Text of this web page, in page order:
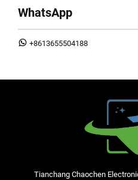
WhatsApp
+8613655504188
Tianchang Chaochen